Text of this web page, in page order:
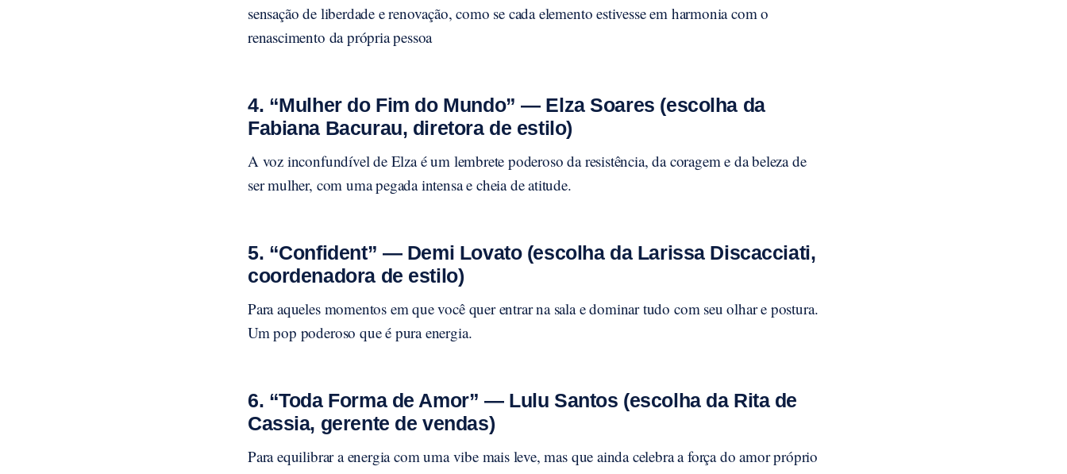
sensação de liberdade e renovação, como se cada elemento estivesse em harmonia com o
renascimento da própria pessoa
4. “Mulher do Fim do Mundo” — Elza Soares (escolha da
Fabiana Bacurau, diretora de estilo)
A voz inconfundível de Elza é um lembrete poderoso da resistência, da coragem e da beleza de
ser mulher, com uma pegada intensa e cheia de atitude.
5. “Confident” — Demi Lovato (escolha da Larissa Discacciati,
coordenadora de estilo)
Para aqueles momentos em que você quer entrar na sala e dominar tudo com seu olhar e postura.
Um pop poderoso que é pura energia.
6. “Toda Forma de Amor” — Lulu Santos (escolha da Rita de
Cassia, gerente de vendas)
Para equilibrar a energia com uma vibe mais leve, mas que ainda celebra a força do amor próprio